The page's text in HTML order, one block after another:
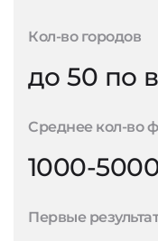
Кол-во городов
до 50 по
Среднее кол-во
1000-
Первые